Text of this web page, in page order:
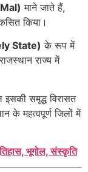
माने जाते हैं,
किया।
State) के रूप में
राज्य में
समृद्ध विरासत
के महत्वपूर्ण जिलों में
भूगोल, संस्कृति